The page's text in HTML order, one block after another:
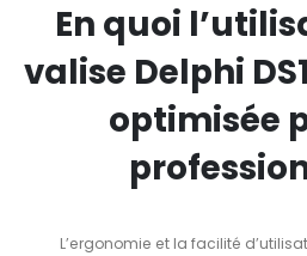
En quoi
valise Delphi
optimisée
L’ergonomie et la facilité